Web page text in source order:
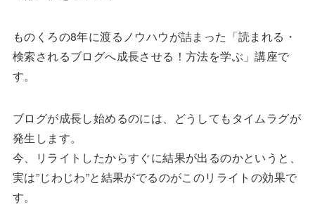
ものくろの8年に渡るノウハウが詰まった「読まれる・
検索されるブログへ成長させる！方法を学ぶ」講座で
す。
ブログが成長し始めるのには、どうしてもタイムラグが
発生します。
今、リライトしたからすぐに結果が出るのかというと、
実は”じわじわ”と結果がでるのがこのリライトの効果で
す。